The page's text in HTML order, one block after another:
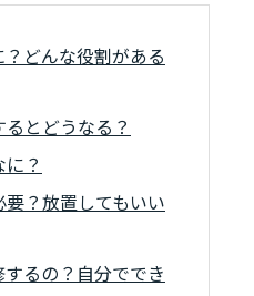
？どんな役割がある
るとどうなる？
に？
要？放置してもいい
するの？自分ででき